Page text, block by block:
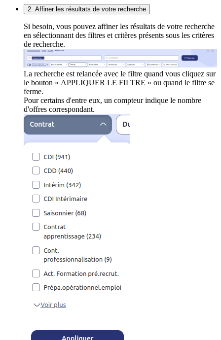
2. Affiner les résultats de votre recherche
Si besoin, vous pouvez affiner les résultats de votre recherche
en sélectionnant des filtres et critères présents sous les critères
de recherche.
La recherche est relancée avec le filtre quand vous cliquez sur
le bouton « APPLIQUER LE FILTRE » ou quand le filtre se
ferme.
Pour certains d'entre eux, un compteur indique le nombre
d'offres correspondant.